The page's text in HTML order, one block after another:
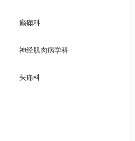
癫痫科
神经肌肉病学科
头痛科